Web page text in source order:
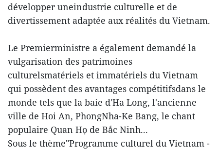
développer uneindustrie culturelle et de
divertissement adaptée aux réalités du Vietnam.
Le Premierministre a également demandé la
vulgarisation des patrimoines
culturelsmatériels et immatériels du Vietnam
qui possèdent des avantages compétitifsdans le
monde tels que la baie d'Ha Long, l'ancienne
ville de Hoi An, PhongNha-Ke Bang, le chant
populaire Quan Họ de Bắc Ninh...
Sous le thème"Programme culturel du Vietnam -